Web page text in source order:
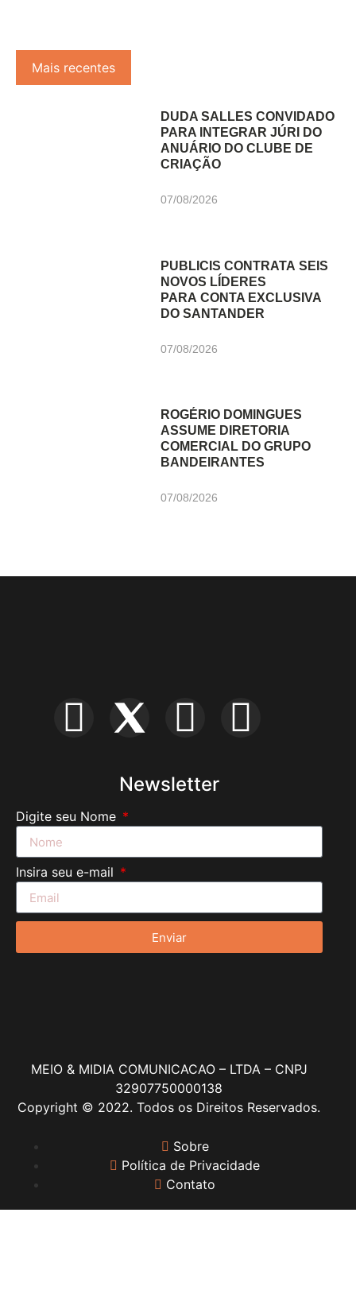
Mais recentes
DUDA SALLES CONVIDADO
PARA INTEGRAR JÚRI DO
ANUÁRIO DO CLUBE DE
CRIAÇÃO
07/08/2026
PUBLICIS CONTRATA SEIS
NOVOS LÍDERES
PARA CONTA EXCLUSIVA
DO SANTANDER
07/08/2026
ROGÉRIO DOMINGUES
ASSUME DIRETORIA
COMERCIAL DO GRUPO
BANDEIRANTES
07/08/2026
Newsletter
Digite seu Nome
Insira seu e-mail
Enviar
MEIO & MIDIA COMUNICACAO – LTDA – CNPJ
32907750000138
Copyright © 2022. Todos os Direitos Reservados.
Sobre
Política de Privacidade
Contato